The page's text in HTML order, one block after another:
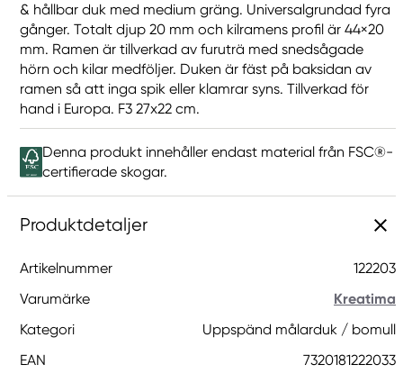
& hållbar duk med medium gräng. Universalgrundad fyra
gånger. Totalt djup 20 mm och kilramens profil är 44×20
mm. Ramen är tillverkad av furuträ med snedsågade
hörn och kilar medföljer. Duken är fäst på baksidan av
ramen så att inga spik eller klamrar syns. Tillverkad för
hand i Europa. F3 27x22 cm.
Denna produkt innehåller endast material från FSC®-
certifierade skogar.
Produktdetaljer
Artikelnummer
122203
Varumärke
Kreatima
Kategori
Uppspänd målarduk / bomull
EAN
7320181222033